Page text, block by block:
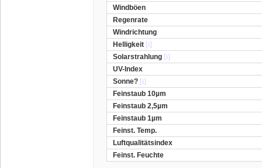
Windböen
Regenrate
Windrichtung
Helligkeit [i]
Solarstrahlung [i]
UV-Index
Sonne? [i]
Feinstaub 10µm
Feinstaub 2,5µm
Feinstaub 1µm
Feinst. Temp.
Luftqualitätsindex
Feinst. Feuchte